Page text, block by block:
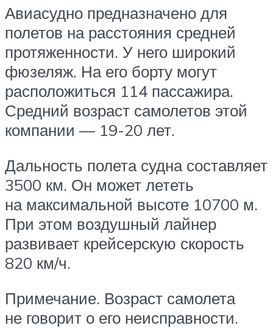
Авиасудно предназначено для
полетов на расстояния средней
протяженности. У него широкий
фюзеляж. На его борту могут
расположиться 114 пассажира.
Средний возраст самолетов этой
компании — 19-20 лет.
Дальность полета судна составляет
3500 км. Он может лететь
на максимальной высоте 10700 м.
При этом воздушный лайнер
развивает крейсерскую скорость
820 км/ч.
Примечание. Возраст самолета
не говорит о его неисправности.